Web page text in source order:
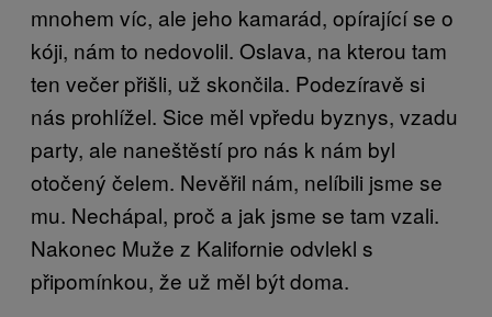
mnohem víc, ale jeho kamarád, opírající se o
kóji, nám to nedovolil. Oslava, na kterou tam
ten večer přišli, už skončila. Podezíravě si
nás prohlížel. Sice měl vpředu byznys, vzadu
party, ale naneštěstí pro nás k nám byl
otočený čelem. Nevěřil nám, nelíbili jsme se
mu. Nechápal, proč a jak jsme se tam vzali.
Nakonec Muže z Kalifornie odvlekl s
připomínkou, že už měl být doma.